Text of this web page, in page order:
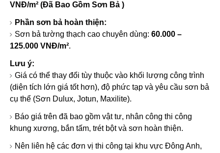
VNĐ/m² (Đã Bao Gồm Sơn Bả )
Phần sơn bả hoàn thiện:
Sơn bả tường thạch cao chuyên dùng: 60.000 –
125.000 VNĐ/m².
Lưu ý:
Giá có thể thay đổi tùy thuộc vào khối lượng công trình
(diện tích lớn giá tốt hơn), độ phức tạp và yêu cầu sơn bả
cụ thể (Sơn Dulux, Jotun, Maxilite).
Báo giá trên đã bao gồm vật tư, nhân công thi công
khung xương, bắn tấm, trét bột và sơn hoàn thiện.
Nên liên hệ các đơn vị thi công tại khu vực Đông Anh,